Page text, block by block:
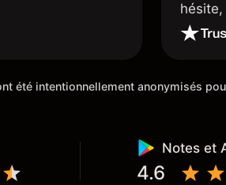
100%.
intentionnellement anonymisés
Notes et
4.6